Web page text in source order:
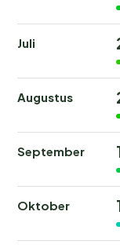
Juli
Augustus
September
Oktober